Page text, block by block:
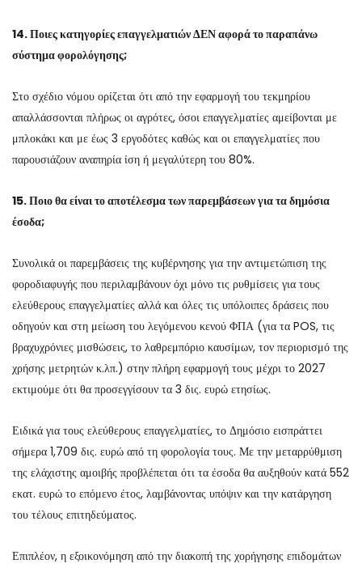
14. Ποιες κατηγορίες επαγγελματιών ΔΕΝ αφορά το παραπάνω
σύστημα φορολόγησης;
Στο σχέδιο νόμου ορίζεται ότι από την εφαρμογή του τεκμηρίου
απαλλάσσονται πλήρως οι αγρότες, όσοι επαγγελματίες αμείβονται με
μπλοκάκι και με έως 3 εργοδότες καθώς και οι επαγγελματίες που
παρουσιάζουν αναπηρία ίση ή μεγαλύτερη του 80%.
15. Ποιο θα είναι το αποτέλεσμα των παρεμβάσεων για τα δημόσια
έσοδα;
Συνολικά οι παρεμβάσεις της κυβέρνησης για την αντιμετώπιση της
φοροδιαφυγής που περιλαμβάνουν όχι μόνο τις ρυθμίσεις για τους
ελεύθερους επαγγελματίες αλλά και όλες τις υπόλοιπες δράσεις που
οδηγούν και στη μείωση του λεγόμενου κενού ΦΠΑ (για τα POS, τις
βραχυχρόνιες μισθώσεις, το λαθρεμπόριο καυσίμων, τον περιορισμό της
χρήσης μετρητών κ.λπ.) στην πλήρη εφαρμογή τους μέχρι το 2027
εκτιμούμε ότι θα προσεγγίσουν τα 3 δις. ευρώ ετησίως.
Ειδικά για τους ελεύθερους επαγγελματίες, το Δημόσιο εισπράττει
σήμερα 1,709 δις. ευρώ από τη φορολογία τους. Με την μεταρρύθμιση
της ελάχιστης αμοιβής προβλέπεται ότι τα έσοδα θα αυξηθούν κατά 552
εκατ. ευρώ το επόμενο έτος, λαμβάνοντας υπόψιν και την κατάργηση
του τέλους επιτηδεύματος.
Επιπλέον, η εξοικονόμηση από την διακοπή της χορήγησης επιδομάτων